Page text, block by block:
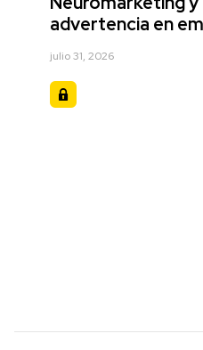
advertencia en
julio 31, 2026